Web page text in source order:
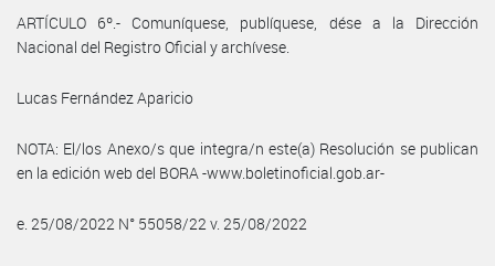
ARTÍCULO 6º.- Comuníquese, publíquese, dése a la Dirección
Nacional del Registro Oficial y archívese.
Lucas Fernández Aparicio
NOTA: El/los Anexo/s que integra/n este(a) Resolución se publican
en la edición web del BORA -www.boletinoficial.gob.ar-
e. 25/08/2022 N° 55058/22 v. 25/08/2022